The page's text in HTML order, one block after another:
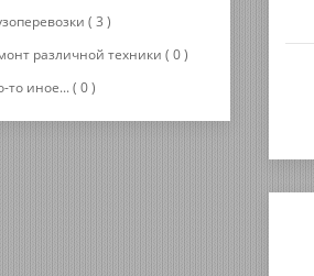
( 3 )
различной техники ( 0 )
то иное... ( 0 )